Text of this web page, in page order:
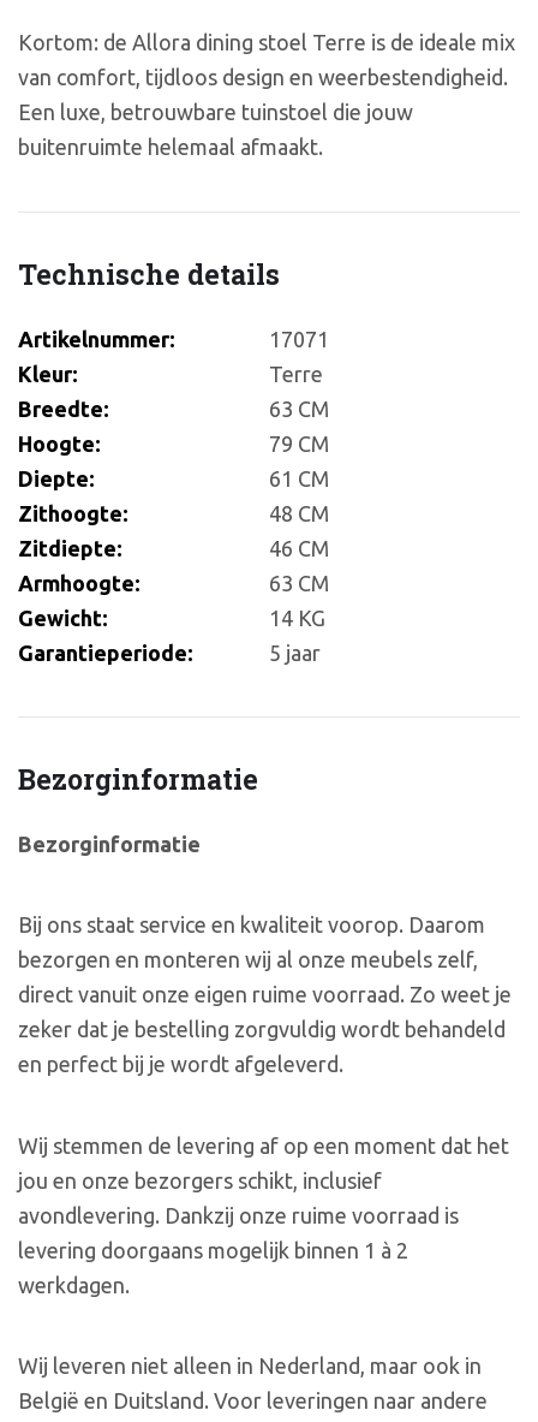
Kortom: de Allora dining stoel Terre is de ideale mix
van comfort, tijdloos design en weerbestendigheid.
Een luxe, betrouwbare tuinstoel die jouw
buitenruimte helemaal afmaakt.
Technische details
Artikelnummer:
17071
Kleur:
Terre
Breedte:
63 CM
Hoogte:
79 CM
Diepte:
61 CM
Zithoogte:
48 CM
Zitdiepte:
46 CM
Armhoogte:
63 CM
Gewicht:
14 KG
Garantieperiode:
5 jaar
Bezorginformatie
Bezorginformatie
Bij ons staat service en kwaliteit voorop. Daarom
bezorgen en monteren wij al onze meubels zelf,
direct vanuit onze eigen ruime voorraad. Zo weet je
zeker dat je bestelling zorgvuldig wordt behandeld
en perfect bij je wordt afgeleverd.
Wij stemmen de levering af op een moment dat het
jou en onze bezorgers schikt, inclusief
avondlevering. Dankzij onze ruime voorraad is
levering doorgaans mogelijk binnen 1 à 2
werkdagen.
Wij leveren niet alleen in Nederland, maar ook in
België en Duitsland. Voor leveringen naar andere